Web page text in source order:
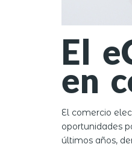
El
en
El comercio
oportunidades
últimos años,